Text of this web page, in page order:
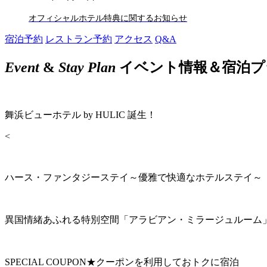
オフィシャルホテル特典に関するお知らせ
宿泊予約 レストラン予約 アクセス Q&A
Event& Stay Plan イベント情報＆宿泊
舞浜ビューホテル by HULIC 誕生！
<
ハース・ファンタジーステイ～優雅で快適なホテルステイ～
異国情緒あふれる特別空間「アラビアン・ミラージュルーム
SPECIAL COUPON★クーポンを利用しておトクに宿泊